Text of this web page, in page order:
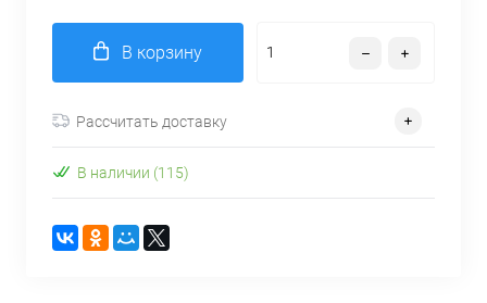
В корзину
Рассчитать доставку
В наличии (115)